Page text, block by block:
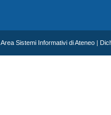
Area Sistemi Informativi di Ateneo